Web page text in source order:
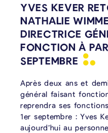
YVES KEVER
NATHALIE
DIRECTRICE
FONCTION À
SEPTEMBRE
Après deux ans et
général faisant
reprendra ses
1er septembre : Yves
aujourd’hui au